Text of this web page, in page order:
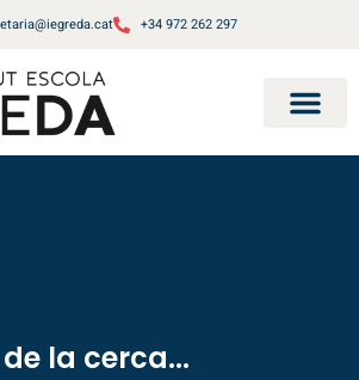
+34 972 262 297
la cerca...